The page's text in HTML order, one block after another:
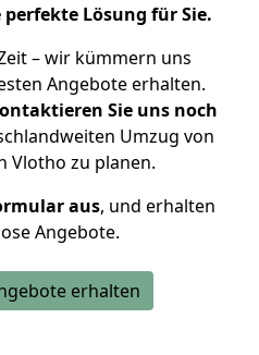
Lösung für Sie.
– wir kümmern uns
Angebote erhalten.
Sie uns noch
Umzug von
Vlotho zu planen.
aus, und erhalten
Angebote.
erhalten